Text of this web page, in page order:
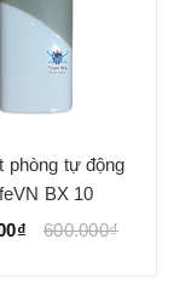
phòng tự động
BX 10
600.000₫